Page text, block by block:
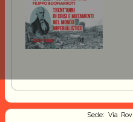
Sede: Via